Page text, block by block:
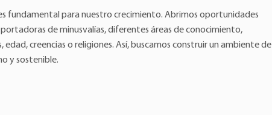
fundamental para nuestro crecimiento. Abrimos oportunidades
de minusvalías, diferentes áreas de conocimiento,
edad, creencias o religiones. Así, buscamos construir un ambiente de
y sostenible.